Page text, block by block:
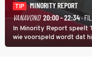
TIP
MINORITY REPORT
VANAVOND 20:00 - 22:34·
In Minority Report speelt
wie voorspeld wordt dat